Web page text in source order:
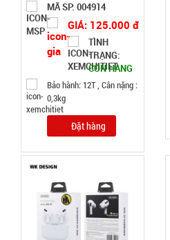
MÃ SP: 004914
GIÁ: 125.000 đ
TÌNH
TRẠNG:
CÒN HÀNG
Bảo hành: 12T , Cân nặng :
0,3kg
Đặt hàng